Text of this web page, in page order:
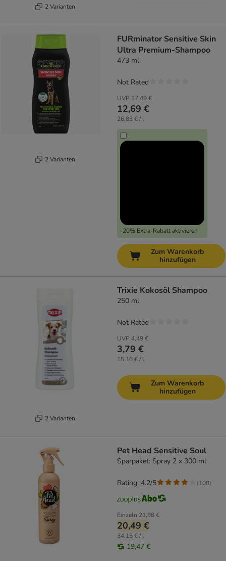
2 Varianten
2 Varianten
FURminator Sensitive Skin
Ultra Premium-Shampoo
473 ml
UVP 17,49 €
12,69 €
26,83 € / l
-20% Extra-Rabatt aktivieren
Not Rated
Zum Warenkorb
hinzufügen
2 Varianten
Trixie Kokosöl Shampoo
250 ml
UVP 4,49 €
3,79 €
15,16 € / l
Not Rated
Zum Warenkorb
hinzufügen
Pet Head Sensitive Soul
Sparpaket: Spray 2 x 300 ml
Einzeln 21,98 €
20,49 €
34,15 € / l
19,47 €
Rating: 4.2/5 (108)